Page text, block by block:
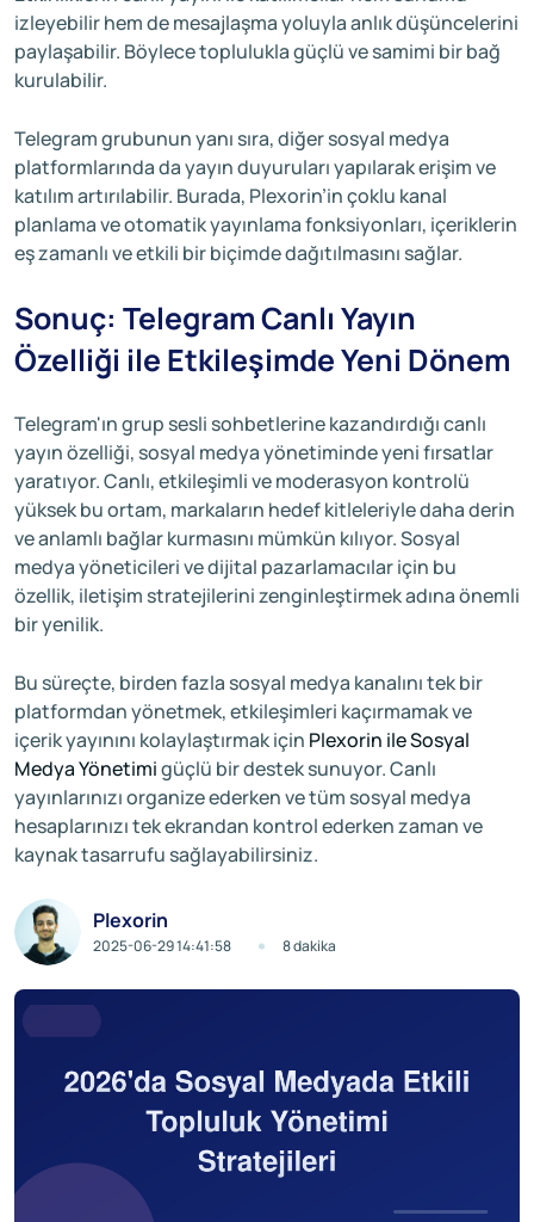
izleyebilir hem de mesajlaşma yoluyla anlık düşüncelerini
paylaşabilir. Böylece toplulukla güçlü ve samimi bir bağ
kurulabilir.
Telegram grubunun yanı sıra, diğer sosyal medya
platformlarında da yayın duyuruları yapılarak erişim ve
katılım artırılabilir. Burada, Plexorin’in çoklu kanal
planlama ve otomatik yayınlama fonksiyonları, içeriklerin
eş zamanlı ve etkili bir biçimde dağıtılmasını sağlar.
Sonuç: Telegram Canlı Yayın
Özelliği ile Etkileşimde Yeni Dönem
Telegram'ın grup sesli sohbetlerine kazandırdığı canlı
yayın özelliği, sosyal medya yönetiminde yeni fırsatlar
yaratıyor. Canlı, etkileşimli ve moderasyon kontrolü
yüksek bu ortam, markaların hedef kitleleriyle daha derin
ve anlamlı bağlar kurmasını mümkün kılıyor. Sosyal
medya yöneticileri ve dijital pazarlamacılar için bu
özellik, iletişim stratejilerini zenginleştirmek adına önemli
bir yenilik.
Bu süreçte, birden fazla sosyal medya kanalını tek bir
platformdan yönetmek, etkileşimleri kaçırmamak ve
içerik yayınını kolaylaştırmak için Plexorin ile Sosyal
Medya Yönetimigüçlü bir destek sunuyor. Canlı
yayınlarınızı organize ederken ve tüm sosyal medya
hesaplarınızı tek ekrandan kontrol ederken zaman ve
kaynak tasarrufu sağlayabilirsiniz.
Plexorin
2025-06-29 14:41:58 8 dakika